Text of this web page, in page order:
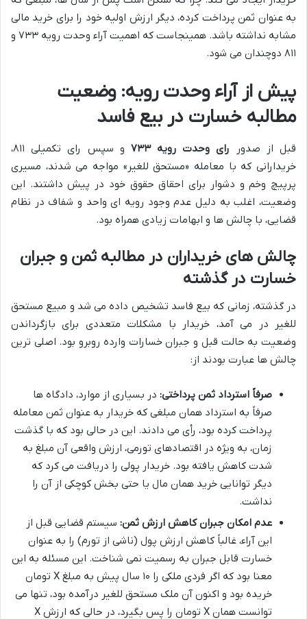
به عنوان ثمن پرداخت کرده، دیگر ارزش اولیه خود را برای خرید مالی
مشابه نداشته باشد. همینجاست که اهمیت آراء وحدت رویه ۷۳۳ و
۸۱۱ دوچندان می شود.
پیش از آراء وحدت رویه: وضعیت
مطالبه خسارت در بیع فاسد
قبل از صدور رای وحدت رویه ۷۳۳
و سپس رای تکمیلی ۸۱۱،
خریدارانی که با معامله «مستحق للغیر» مواجه می شدند، مسیری
پرپیچ وخم و دشوار برای احقاق حقوق خود در پیش داشتند. این
وضعیت، اغلب به دلیل عدم وجود رویه ای واحد و شفاف در نظام
قضایی، با چالش ها و ابهامات زیادی همراه بود.
چالش های خریداران در مطالبه ثمن و جبران
خسارت در گذشته
در گذشته، زمانی که بیع فاسد تشخیص داده می شد و مبیع مستحق
للغیر در می آمد، خریدار با مشکلات متعددی برای بازگرداندن
وضعیت به حالت قبل و جبران خسارات وارده روبرو بود. اصلی ترین
چالش ها عبارت بودند از:
صرفاً استرداد ثمن پرداختی: در بسیاری از موارد، دادگاه ها
صرفاً به استرداد همان مبلغی که خریدار به عنوان ثمن معامله
پرداخت کرده بود، رأی می دادند. این در حالی بود که با گذشت
زمان، به ویژه در اقتصادهای تورمی، ارزش واقعی آن مبلغ به
شدت کاهش یافته بود. خریدار پولی را دریافت می کرد که
دیگر توانایی خرید همان مال یا حتی بخش کوچکی از آن را
نداشت.
عدم امکان جبران کاهش ارزش ثمن: سیستم قضایی قبل از
این آراء، غالباً کاهش ارزش پول (ناشی از تورم) را به عنوان
خسارت قابل جبران به رسمیت نمی شناخت. این مسئله به این
معنا بود که اگر فردی ملکی را ۱۰ سال پیش به مبلغ X تومان
خریده بود و اکنون آن ملک مستحق للغیر درآمده بود، تنها می
توانست همان X تومان را پس بگیرد، در حالی که ارزش X